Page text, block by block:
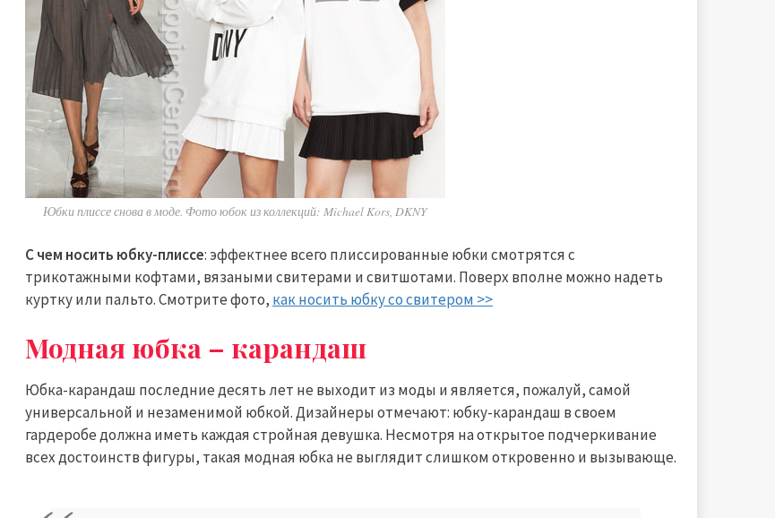
Юбки плиссе снова в моде. Фото юбок из коллекций: Michael Kors, DKNY
С чем носить юбку-плиссе: эффектнее всего плиссированные юбки смотрятся с
трикотажными кофтами, вязаными свитерами и свитшотами. Поверх вполне можно надеть
куртку или пальто. Смотрите фото, как носить юбку со свитером >>
Модная юбка – карандаш
Юбка-карандаш последние десять лет не выходит из моды и является, пожалуй, самой
универсальной и незаменимой юбкой. Дизайнеры отмечают: юбку-карандаш в своем
гардеробе должна иметь каждая стройная девушка. Несмотря на открытое подчеркивание
всех достоинств фигуры, такая модная юбка не выглядит слишком откровенно и вызывающе.